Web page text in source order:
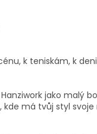
k teniskám, k
jako malý
kde má tvůj styl